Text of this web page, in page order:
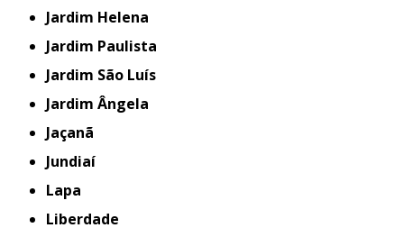
Jardim Helena
Jardim Paulista
Jardim São Luís
Jardim Ângela
Jaçanã
Jundiaí
Lapa
Liberdade